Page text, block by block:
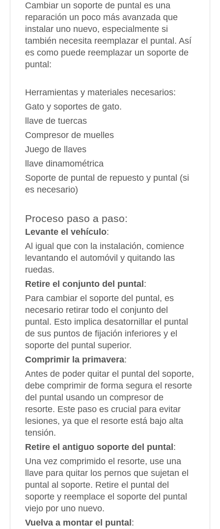
Cambiar un soporte de puntal es una
reparación un poco más avanzada que
instalar uno nuevo, especialmente si
también necesita reemplazar el puntal. Así
es como puede reemplazar un soporte de
puntal:
Herramientas y materiales necesarios:
Gato y soportes de gato.
llave de tuercas
Compresor de muelles
Juego de llaves
llave dinamométrica
Soporte de puntal de repuesto y puntal (si
es necesario)
Proceso paso a paso:
Levante el vehículo:
Al igual que con la instalación, comience
levantando el automóvil y quitando las
ruedas.
Retire el conjunto del puntal :
Para cambiar el soporte del puntal, es
necesario retirar todo el conjunto del
puntal. Esto implica desatornillar el puntal
de sus puntos de fijación inferiores y el
soporte del puntal superior.
Comprimir la primavera:
Antes de poder quitar el puntal del soporte,
debe comprimir de forma segura el resorte
del puntal usando un compresor de
resorte. Este paso es crucial para evitar
lesiones, ya que el resorte está bajo alta
tensión.
Retire el antiguo soporte del puntal :
Una vez comprimido el resorte, use una
llave para quitar los pernos que sujetan el
puntal al soporte. Retire el puntal del
soporte y reemplace el soporte del puntal
viejo por uno nuevo.
Vuelva a montar el puntal :